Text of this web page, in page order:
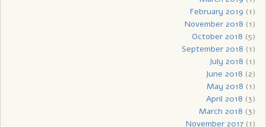
February 2019 (1)
November 2018 (1)
October 2018 (5)
September 2018 (1)
July 2018 (1)
June 2018 (2)
May 2018 (1)
April 2018 (3)
March 2018 (3)
November 2017(1)